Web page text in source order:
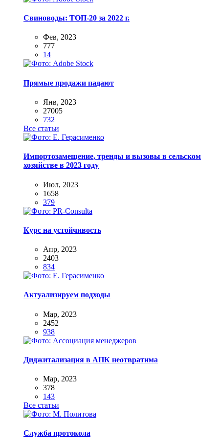
Свиноводы: ТОП-20 за 2022 г.
Фев, 2023
777
14
Прямые продажи падают
Янв, 2023
27005
732
Все статьи
Импортозамещение, тренды и вызовы в сельском
хозяйстве в 2023 году
Июл, 2023
1658
379
Курс на устойчивость
Апр, 2023
2403
834
Актуализируем подходы
Мар, 2023
2452
938
Диджитализация в АПК неотвратима
Мар, 2023
378
143
Все статьи
Служба протокола